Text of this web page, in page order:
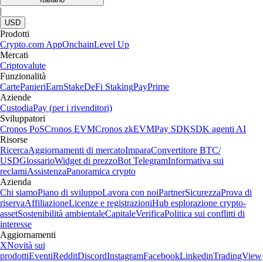
|
USD
Prodotti
Crypto.com AppOnchainLevel Up
Mercati
Criptovalute
Funzionalità
CartePanieriEarnStakeDeFi StakingPayPrime
Aziende
CustodiaPay (per i rivenditori)
Sviluppatori
Cronos PoSCronos EVMCronos zkEVMPay SDKSDK agenti AI
Risorse
RicercaAggiornamenti di mercatoImparaConvertitore BTC/
USDGlossarioWidget di prezzoBot TelegramInformativa sui
reclamiAssistenzaPanoramica crypto
Azienda
Chi siamoPiano di sviluppoLavora con noiPartnerSicurezzaProva di
riservaAffiliazioneLicenze e registrazioniHub esplorazione crypto-
assetSostenibilità ambientaleCapitaleVerificaPolitica sui conflitti di
interesse
Aggiornamenti
XNovità sui
prodottiEventiRedditDiscordInstagramFacebookLinkedinTradingView